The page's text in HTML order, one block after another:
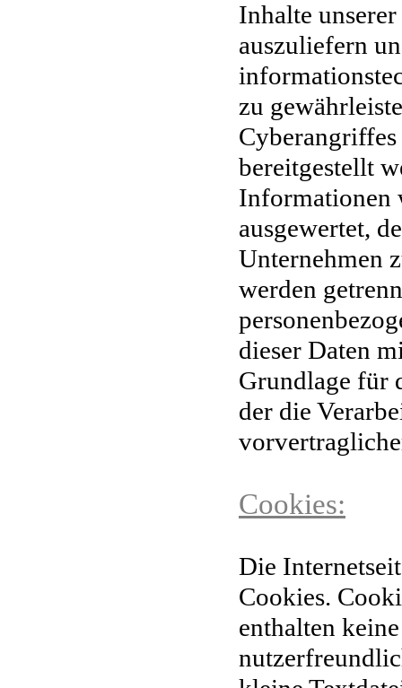
Inhalte
auszuliefern
zu
bereitgestellt
Informationen
ausgewertet,
Unternehmen
werden
dieser Daten
Grundlage für
der die
Cookies:
Die
Cookies.
enthalten